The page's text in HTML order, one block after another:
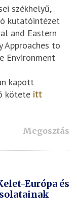
székhelyű,
kutatóintézet
and Eastern
Approaches to
Environment
kapott
kötete itt
Megosztás
Európa és